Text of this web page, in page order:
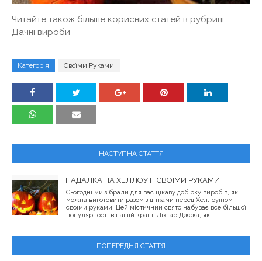
Читайте також більше корисних статей в рубриці:
Дачні вироби
Категорія Своїми Руками
НАСТУПНА СТАТТЯ
ПАДАЛКА НА ХЕЛЛОУЇН СВОЇМИ РУКАМИ
Сьогодні ми зібрали для вас цікаву добірку виробів, які
можна виготовити разом з дітками перед Хеллоуїном
своїми руками. Цей містичний свято набуває все більшої
популярності в нашій країні.Ліхтар Джека, як...
ПОПЕРЕДНЯ СТАТТЯ